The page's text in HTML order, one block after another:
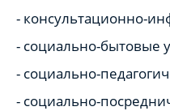
- консультационно-
- социально-бытовые
- социально-
- социально-